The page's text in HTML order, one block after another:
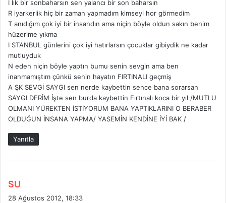
k
i
I lık bir sonbaharsın sen yalancı bir son baharsın
R iyarkerlik hiç bir zaman yapmadım kimseyi hor görmedim
T anıdığım çok iyi bir insandın ama niçin böyle oldun sakın benim
hüzerime yıkma
I STANBUL günlerini çok iyi hatırlarsın çocuklar gibiydik ne kadar
mutluyduk
N eden niçin böyle yaptın bumu senin sevgin ama ben
inanmamıştım çünkü senin hayatın FIRTINALI geçmiş
A ŞK SEVGİ SAYGI sen nerde kaybettin sence bana sorarsan
SAYGI DERİM İşte sen burda kaybettin Fırtınalı koca bir yıl /MUTLU
OLMANI YÜREKTEN İSTİYORUM BANA YAPTIKLARINI O BERABER
OLDUĞUN İNSANA YAPMA/ YASEMİN KENDİNE İYİ BAK /
Yanıtla
SU
e
28 Ağustos 2012, 18:33